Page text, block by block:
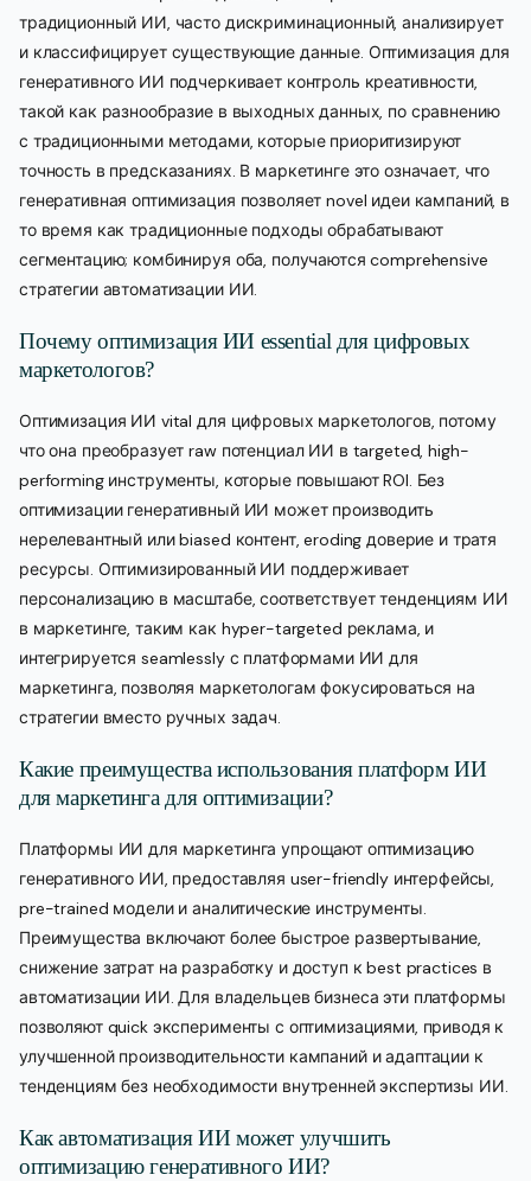
традиционный ИИ, часто дискриминационный, анализирует
и классифицирует существующие данные. Оптимизация для
генеративного ИИ подчеркивает контроль креативности,
такой как разнообразие в выходных данных, по сравнению
с традиционными методами, которые приоритизируют
точность в предсказаниях. В маркетинге это означает, что
генеративная оптимизация позволяет novel идеи кампаний, в
то время как традиционные подходы обрабатывают
сегментацию; комбинируя оба, получаются comprehensive
стратегии автоматизации ИИ.
Почему оптимизация ИИ essential для цифровых
маркетологов?
Оптимизация ИИ vital для цифровых маркетологов, потому
что она преобразует raw потенциал ИИ в targeted, high-
performing инструменты, которые повышают ROI. Без
оптимизации генеративный ИИ может производить
нерелевантный или biased контент, eroding доверие и тратя
ресурсы. Оптимизированный ИИ поддерживает
персонализацию в масштабе, соответствует тенденциям ИИ
в маркетинге, таким как hyper-targeted реклама, и
интегрируется seamlessly с платформами ИИ для
маркетинга, позволяя маркетологам фокусироваться на
стратегии вместо ручных задач.
Какие преимущества использования платформ ИИ
для маркетинга для оптимизации?
Платформы ИИ для маркетинга упрощают оптимизацию
генеративного ИИ, предоставляя user-friendly интерфейсы,
pre-trained модели и аналитические инструменты.
Преимущества включают более быстрое развертывание,
снижение затрат на разработку и доступ к best practices в
автоматизации ИИ. Для владельцев бизнеса эти платформы
позволяют quick эксперименты с оптимизациями, приводя к
улучшенной производительности кампаний и адаптации к
тенденциям без необходимости внутренней экспертизы ИИ.
Как автоматизация ИИ может улучшить
оптимизацию генеративного ИИ?